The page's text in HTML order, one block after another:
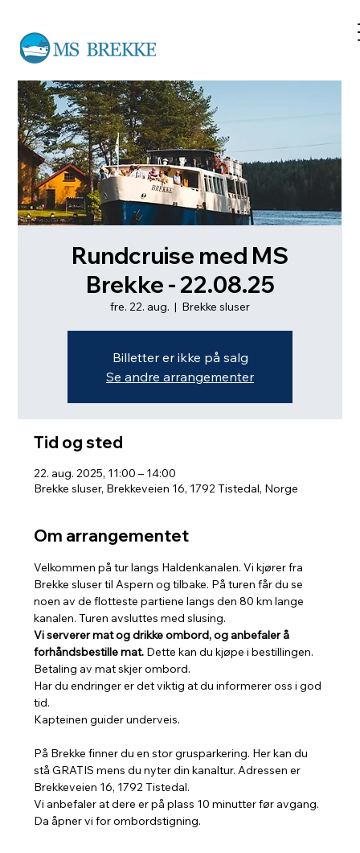
Rundcruise med MS
Brekke - 22.08.25
fre. 22. aug.
  |
Brekke sluser
Billetter er ikke på salg
Se andre arrangementer
Tid og sted
22. aug. 2025, 11:00 – 14:00
Brekke sluser, Brekkeveien 16, 1792 Tistedal, Norge
Om arrangementet
Velkommen på tur langs Haldenkanalen. Vi kjører fra
Brekke sluser til Aspern og tilbake. På turen får du se
noen av de flotteste partiene langs den 80 km lange
kanalen. Turen avsluttes med slusing.
Vi serverer mat og drikke ombord, og anbefaler å
forhåndsbestille mat. Dette kan du kjøpe i bestillingen.
Betaling av mat skjer ombord.
Har du endringer er det viktig at du informerer oss i god
tid.
Kapteinen guider underveis.
På Brekke finner du en stor grusparkering. Her kan du
stå GRATIS mens du nyter din kanaltur. Adressen er
Brekkeveien 16, 1792 Tistedal.
Vi anbefaler at dere er på plass 10 minutter før avgang.
Da åpner vi for ombordstigning.